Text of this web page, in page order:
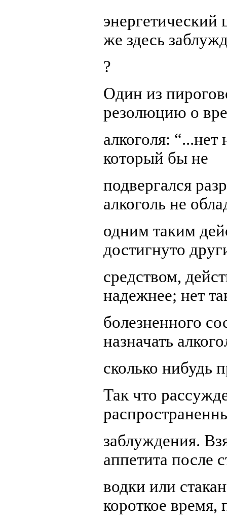
энергетический
же здесь
?
Один из
резолюцию о
алкоголя:
который бы не
подвергался
алкоголь не
одним таким
достигнуто
средством,
надежнее; нет
болезненного
назначать
сколько нибудь
Так что
заблуждения.
аппетита после
водки или
короткое время,